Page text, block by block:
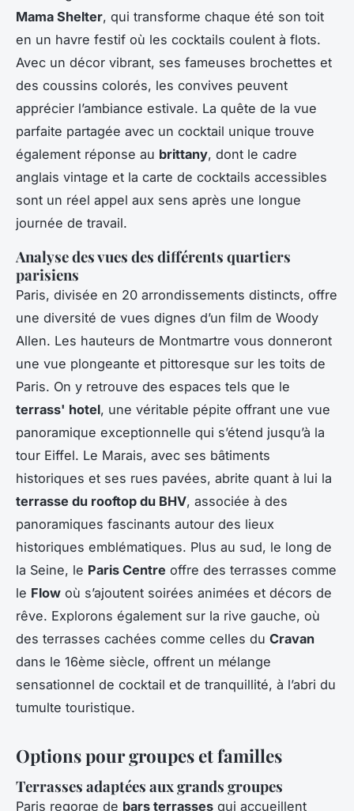
Mama Shelter, qui transforme chaque été son toit
en un havre festif où les cocktails coulent à flots.
Avec un décor vibrant, ses fameuses brochettes et
des coussins colorés, les convives peuvent
apprécier l’ambiance estivale. La quête de la vue
parfaite partagée avec un cocktail unique trouve
également réponse au brittany, dont le cadre
anglais vintage et la carte de cocktails accessibles
sont un réel appel aux sens après une longue
journée de travail.
Analyse des vues des différents quartiers
parisiens
Paris, divisée en 20 arrondissements distincts, offre
une diversité de vues dignes d’un film de Woody
Allen. Les hauteurs de Montmartre vous donneront
une vue plongeante et pittoresque sur les toits de
Paris. On y retrouve des espaces tels que le
terrass' hotel, une véritable pépite offrant une vue
panoramique exceptionnelle qui s’étend jusqu’à la
tour Eiffel. Le Marais, avec ses bâtiments
historiques et ses rues pavées, abrite quant à lui la
terrasse du rooftop du BHV, associée à des
panoramiques fascinants autour des lieux
historiques emblématiques. Plus au sud, le long de
la Seine, le Paris Centre offre des terrasses comme
le Flow où s’ajoutent soirées animées et décors de
rêve. Explorons également sur la rive gauche, où
des terrasses cachées comme celles du Cravan
dans le 16ème siècle, offrent un mélange
sensationnel de cocktail et de tranquillité, à l’abri du
tumulte touristique.
Options pour groupes et familles
Terrasses adaptées aux grands groupes
Paris regorge de bars terrasses qui accueillent